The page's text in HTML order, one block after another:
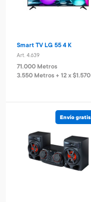
Smart TV LG 55 4 K
Art. 4.639
71.000 Metros
3.550 Metros + 12 x $1.570
Envío gratis